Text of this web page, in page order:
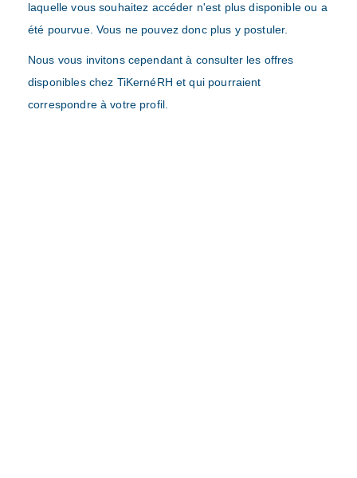
laquelle vous souhaitez accéder n'est plus disponible ou a
été pourvue. Vous ne pouvez donc plus y postuler.
Nous vous invitons cependant à consulter les offres
disponibles chez TiKernéRH et qui pourraient
correspondre à votre profil.